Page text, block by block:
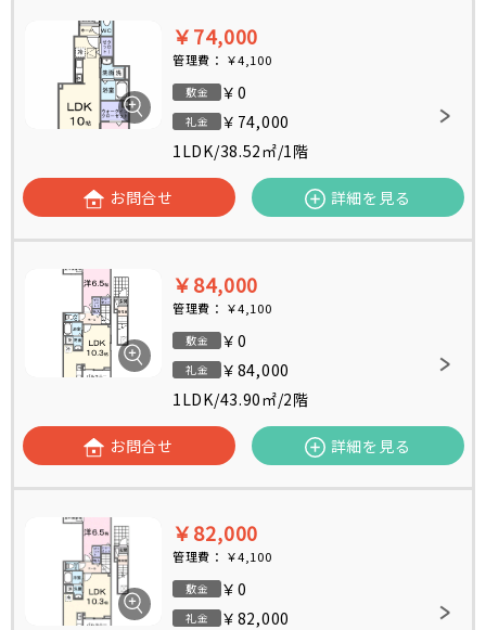
￥74,000
管理費： ￥4,100
敷金 ￥0
礼金
￥74,000
1LDK/38.52㎡/1階
お問合せ 詳細を見る
￥84,000
管理費： ￥4,100
敷金 ￥0
礼金
￥84,000
1LDK/43.90㎡/2階
お問合せ 詳細を見る
￥82,000
管理費： ￥4,100
敷金 ￥0
礼金
￥82,000